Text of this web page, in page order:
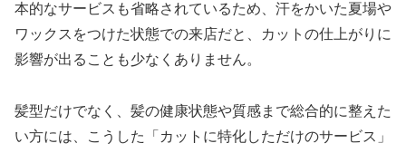
本的なサービスも省略されているため、汗をかいた夏場や
ワックスをつけた状態での来店だと、カットの仕上がりに
影響が出ることも少なくありません。
髪型だけでなく、髪の健康状態や質感まで総合的に整えた
い方には、こうした「カットに特化しただけのサービス」